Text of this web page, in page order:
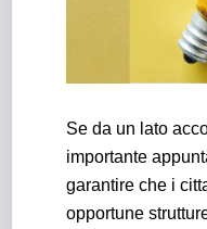
Se da un lato
importante
garantire che i
opportune